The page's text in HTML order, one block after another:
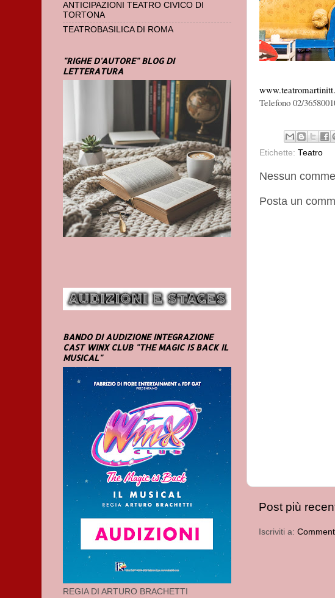
Telefono 02/
Etichette: Teatro
Nessun
Posta un
Post più
Iscriviti a:
ANTICIPAZIONI TEATRO CIVICO DI
TORTONA
TEATROBASILICA DI ROMA
"RIGHE D'AUTORE" BLOG DI
LETTERATURA
BANDO DI AUDIZIONE INTEGRAZIONE
CAST WINX CLUB "THE MAGIC IS BACK IL
MUSICAL"
REGIA DI ARTURO BRACHETTI